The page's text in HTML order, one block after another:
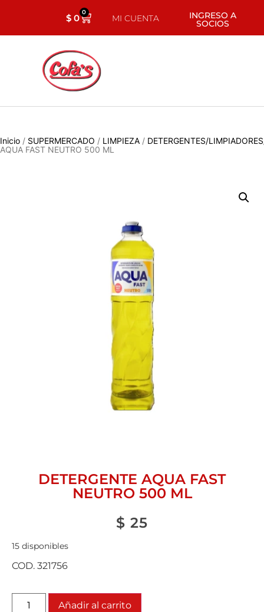
$0 0
MI CUENTA INGRESO A
SOCIOS
Inicio / SUPERMERCADO / LIMPIEZA / DETERGENTES/
AQUA FAST NEUTRO 500 ML
DETERGENTE AQUA FAST
NEUTRO 500 ML
$ 25
15 disponibles
COD. 321756
Añadir al carrito